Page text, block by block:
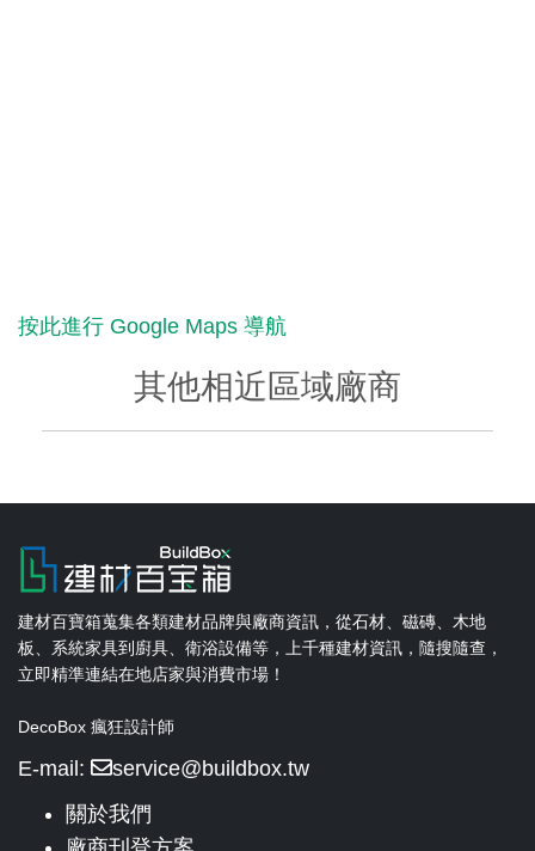
按此進行 Google Maps 導航
其他相近區域廠商
建材百寶箱蒐集各類建材品牌與廠商資訊，從石材、磁磚、木地
板、系統家具到廚具、衛浴設備等，上千種建材資訊，隨搜隨查，
立即精準連結在地店家與消費市場！
DecoBox 瘋狂設計師
E-mail:
service@buildbox.tw
關於我們